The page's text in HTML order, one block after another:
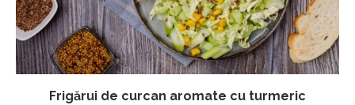
Frigărui de curcan aromate cu turmeric